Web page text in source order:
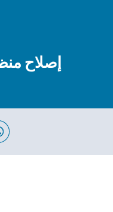
إصلاح